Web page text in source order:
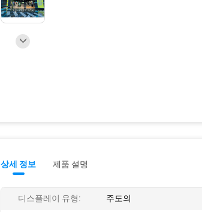
상세 정보 제품 설명
디스플레이 유형: 주도의